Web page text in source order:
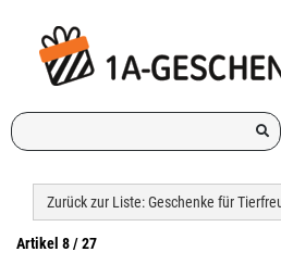
Ich
suche
Geschenk
für:
Zurück zur Liste: Geschenke für
Artikel 8 / 27